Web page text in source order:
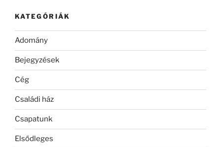
KATEGÓRIÁK
Adomány
Bejegyzések
Cég
Családi ház
Csapatunk
Elsődleges